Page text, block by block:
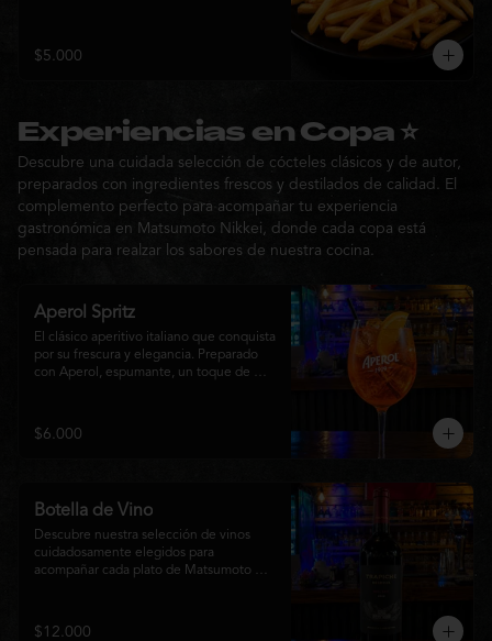
$5.000
Experiencias en Copa ⭐
Descubre una cuidada selección de cócteles clásicos y de autor,
preparados con ingredientes frescos y destilados de calidad. El
complemento perfecto para acompañar tu experiencia
gastronómica en Matsumoto Nikkei, donde cada copa está
pensada para realzar los sabores de nuestra cocina.
Aperol Spritz
El clásico aperitivo italiano que conquista
por su frescura y elegancia. Preparado
con Aperol, espumante, un toque de
refrescante y de notas cítricas, perfecto
para disfrutar antes de la comida o
$6.000
Botella de Vino
Descubre nuestra selección de vinos
cuidadosamente elegidos para
acompañar cada plato de Matsumoto
$12.000